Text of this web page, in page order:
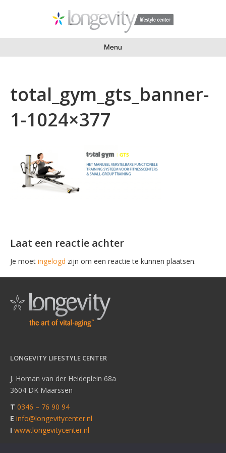
Menu
total_gym_gts_banner-
1-1024×377
Laat een reactie achter
Je moet ingelogd zijn om een reactie te kunnen plaatsen.
LONGEVITY LIFESTYLE CENTER
J. Homan van der Heideplein 68a
3604 DK Maarssen
T 0346 – 76 90 94
E info@longevitycenter.nl
I www.longevitycenter.nl